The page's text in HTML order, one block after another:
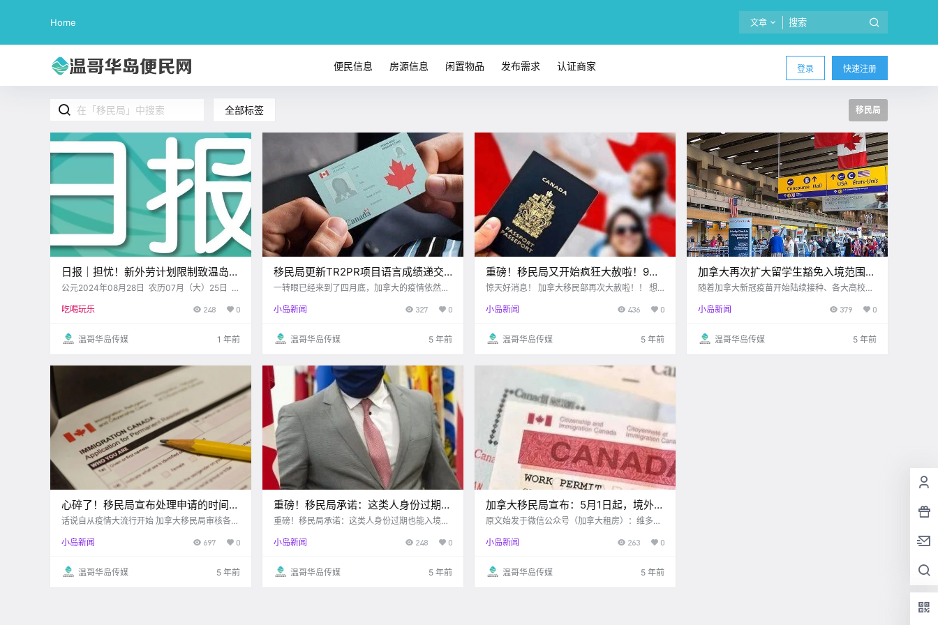
Home 文章
登录 快速注册
便民信息 房源信息 闲置物品 发布需求 认证商家
全部标签 移民局
日报｜担忧！新外劳计划限制致温岛雇
主招工难？South Island Powwow重
公元2024年08月28日 农历07月（大）25日 星
吃喝玩乐 248 0
温哥华岛传媒 1 年前
移民局更新TR2PR项目语言成绩递交
要求，境内签证持有人数据曝光
一转眼已经来到了四月底，加拿大的疫情依然没
度、巴基斯坦的航班实施了为期30天的封禁，并
小岛新闻 327 0
温哥华岛传媒 5 年前
重磅！移民局又开始疯狂大赦啦！9W
个移民名额基本白送。。。
惊天好消息！ 加拿大移民部再次大赦啦！！ 想
在今天，加拿大移民部宣布 将开放新的移民项目
渠道的.
小岛新闻 436 0
温哥华岛传媒 5 年前
加拿大再次扩大留学生豁免入境范围，
家长陪同入境无需额外申请！
随着加拿大新冠疫苗开始陆续接种、各大高校官
学生小伙伴也越来越多了。 就在近日，加拿大移
希望可以帮助更多的国.
小岛新闻 379 0
温哥华岛传媒 5 年前
心碎了！移民局宣布处理申请的时间全
部延长！尤其这个申请！
话说自从疫情大流行开始 加拿大移民局审核各类
疫情之前速度就不快 这下更是只能无尽的等待
碎的消息： 加拿.
小岛新闻 697 0
温哥华岛传媒 5 年前
重磅！移民局承诺：这类人身份过期也
能入境加拿大，不影响移民！
重磅！移民局承诺：这类人身份过期也能入境加
小岛新闻
248 0
温哥华岛传媒 5 年前
加拿大移民局宣布：5月1日起，境外上
网课不再计入毕业工签时长！
原文始发于微信公众号（加拿大租房）：维多利
条消息：留学生如果不在5月1日前，返回加拿大
了，那么究竟有哪些人将受到.
小岛新闻 263 0
温哥华岛传媒 5 年前